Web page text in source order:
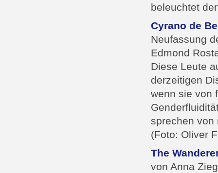
beleuchtet
Cyrano de
Neufassung
Edmond
Diese Leute
derzeitigen
wenn sie von
sprechen von
(Foto: Oliver
The
von Anna